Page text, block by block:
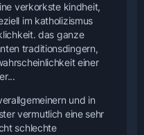
verkorkste kindheit,
im katholizismus
das ganze
traditionsdingern,
einer
und in
vermutlich eine sehr
schlechte